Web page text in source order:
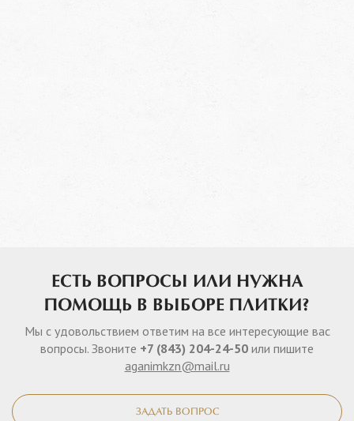
ЕСТЬ ВОПРОСЫ ИЛИ НУЖНА
ПОМОЩЬ В ВЫБОРЕ ПЛИТКИ?
Мы с удовольствием ответим на все интересующие вас
вопросы. Звоните +7 (843) 204-24-50 или пишите
aganimkzn@mail.ru
ЗАДАТЬ ВОПРОС